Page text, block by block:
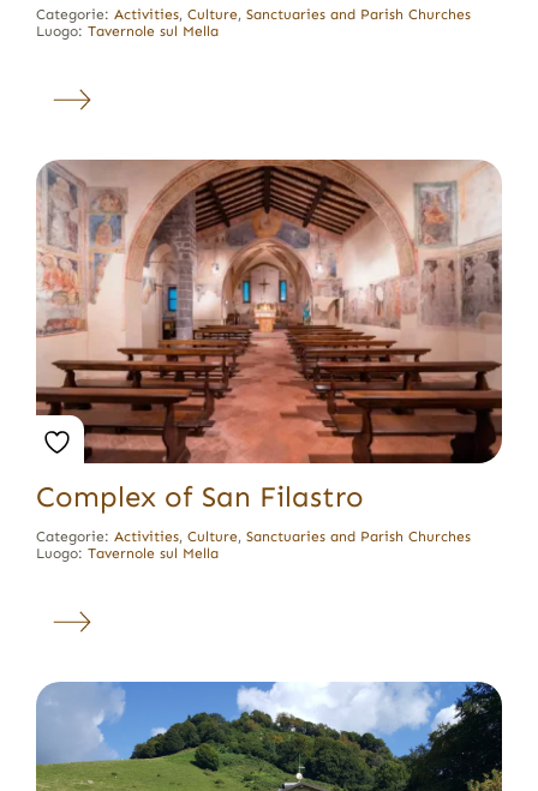
Categorie: Activities, Culture, Sanctuaries and Parish Churches
Luogo: Tavernole sul Mella
Complex of San Filastro
Categorie: Activities, Culture, Sanctuaries and Parish Churches
Luogo: Tavernole sul Mella